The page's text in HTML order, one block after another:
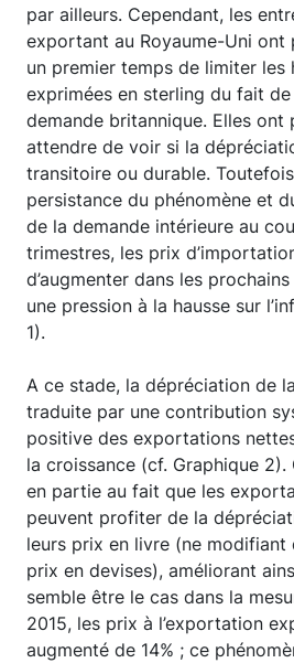
par ailleurs. Cependant, les
exportant au Royaume-Uni ont
un premier temps de limiter les
exprimées en sterling du fait de
demande britannique. Elles ont
attendre de voir si la
transitoire ou durable.
persistance du phénomène et
de la demande intérieure au
trimestres, les prix
d’augmenter dans les
une pression à la hausse sur
1).
A ce stade, la dépréciation de
traduite par une contribution
positive des exportations
la croissance (cf. Graphique
en partie au fait que les
peuvent profiter de la
leurs prix en livre (ne modifiant
prix en devises), améliorant
semble être le cas dans la
2015, les prix à l’exportation
augmenté de 14% ; ce